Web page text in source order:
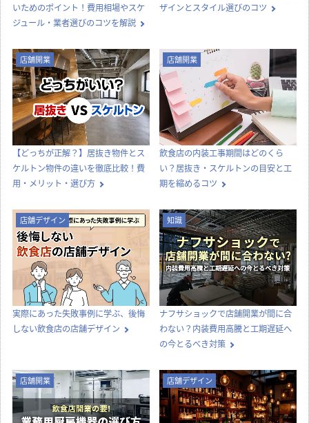
いためのポイント！費用相場やスケ
ジュール・業者選びのコツを解説
ザインとスタイル選びのコツ
店舗開業
【どっちが正解？】居抜き物件とス
ケルトン物件の違いを徹底比較！費
用・メリット・選び方
店舗開業
飲食店の内装工事期間はどのくら
い？居抜き・スケルトンの目安と工
期を縮めるコツ
店舗デザイン
実際にあった失敗事例に学ぶ、後悔
しない飲食店の店舗デザイン
知識
ナフサショックで店舗開業が間に合
わない？内装費用高騰と工期遅延へ
の今とるべき対策
店舗開業 店舗デザイン